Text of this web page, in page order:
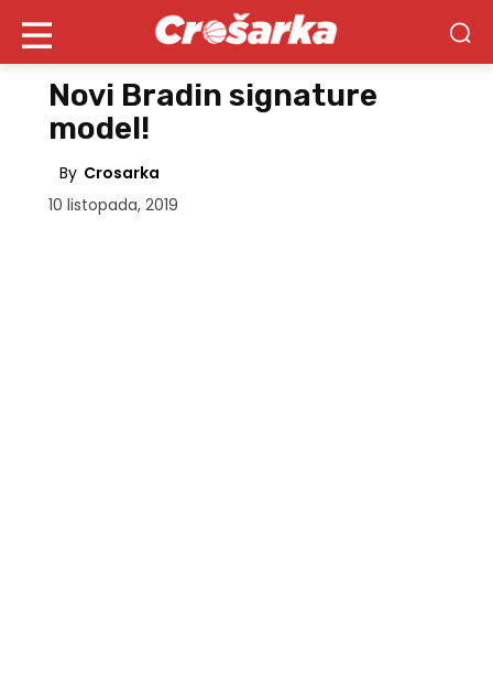
Novi Bradin signature
model!
By Crosarka
10 listopada, 2019